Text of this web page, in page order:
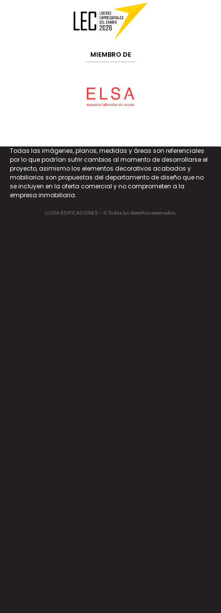
MIEMBRO DE
Todas las imágenes, planos, medidas y áreas son referenciales
por lo que podrían sufrir cambios al momento de desarrollarse el
proyecto, asimismo los elementos decorativos acabados y
mobiliarios son propuestas del departamento de diseño que no
se incluyen en la oferta comercial y no comprometen a la
empresa inmobiliaria.
LLOSA EDIFICACIONES – © Todos los derechos reservados.